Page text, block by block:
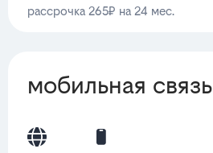
рассрочка 265₽ на 24 мес.
мобильная связь